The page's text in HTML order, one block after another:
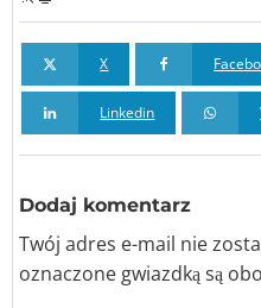
X
Linkedin
Dodaj komentarz
Twój adres e-mail nie
oznaczone gwiazdkąsą